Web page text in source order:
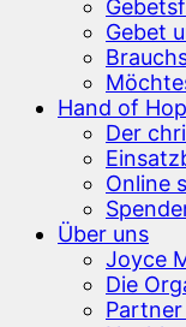
Gebet
Hand of
Der
Online
Über uns
Joyce
Die